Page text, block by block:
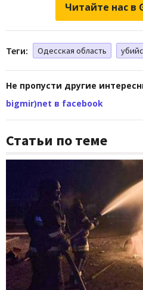
Читайте нас в
Теги: Одесская область
Не пропусти другие
bigmir)net в facebook
Статьи по теме